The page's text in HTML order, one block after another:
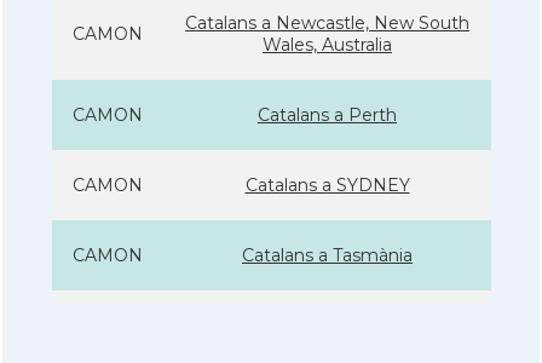
CAMON
Catalans a Newcastle, New South
Wales, Australia
CAMON Catalans a Perth
CAMON Catalans a SYDNEY
CAMON Catalans a Tasmània